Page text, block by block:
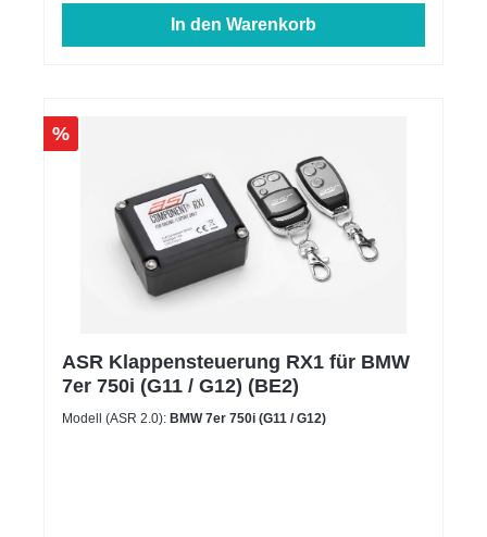
In den Warenkorb
%
ASR Klappensteuerung RX1 für BMW
7er 750i (G11 / G12) (BE2)
Modell (ASR 2.0): BMW 7er 750i (G11 / G12)